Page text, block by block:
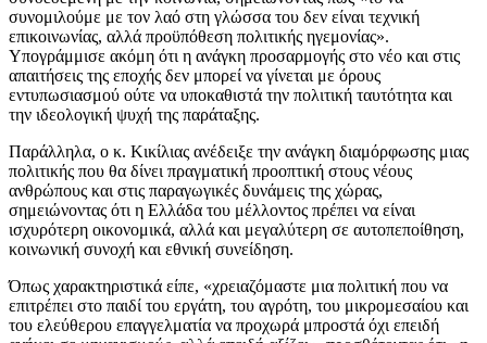
συνομιλούμε με τον λαό στη γλώσσα του δεν είναι τεχνική
επικοινωνίας, αλλά προϋπόθεση πολιτικής ηγεμονίας».
Υπογράμμισε ακόμη ότι η ανάγκη προσαρμογής στο νέο και στις
απαιτήσεις της εποχής δεν μπορεί να γίνεται με όρους
εντυπωσιασμού ούτε να υποκαθιστά την πολιτική ταυτότητα και
την ιδεολογική ψυχή της παράταξης.
Παράλληλα, ο κ. Κικίλιας ανέδειξε την ανάγκη διαμόρφωσης μιας
πολιτικής που θα δίνει πραγματική προοπτική στους νέους
ανθρώπους και στις παραγωγικές δυνάμεις της χώρας,
σημειώνοντας ότι η Ελλάδα του μέλλοντος πρέπει να είναι
ισχυρότερη οικονομικά, αλλά και μεγαλύτερη σε αυτοπεποίθηση,
κοινωνική συνοχή και εθνική συνείδηση.
Όπως χαρακτηριστικά είπε, «χρειαζόμαστε μια πολιτική που να
επιτρέπει στο παιδί του εργάτη, του αγρότη, του μικρομεσαίου και
του ελεύθερου επαγγελματία να προχωρά μπροστά όχι επειδή